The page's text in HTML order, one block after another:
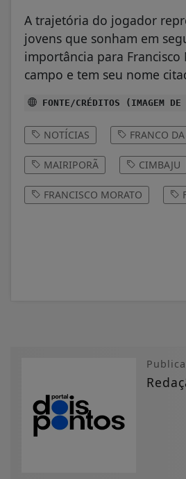
A trajetória do jogador
jovens que sonham em
importância para
campo e tem seu nome
FONTE/CRÉDITOS (IMAGEM
NOTÍCIAS FRANCO
MAIRIPORÃ CIMBAJU
FRANCISCO MORATO